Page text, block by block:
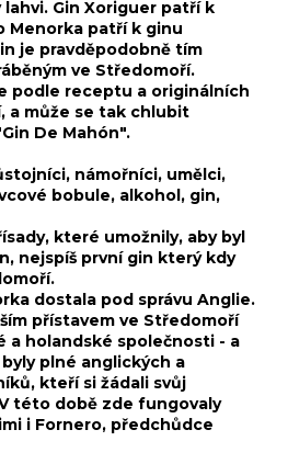
Gin Xoriguer patří k
Menorka patří k ginu
je pravděpodobně tím
ve Středomoří.
podle receptu a originálních
a může se tak chlubit
De Mahón".
námořníci, umělci,
bobule, alkohol, gin,
které umožnily, aby byl
nejspíš první gin který kdy
dostala pod správu Anglie.
přístavem ve Středomoří
a holandské společnosti - a
plné anglických a
kteří si žádali svůj
této době zde fungovaly
i Fornero, předchůdce